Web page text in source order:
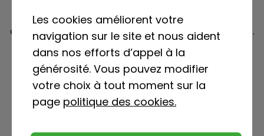
d’espoir pour tant de patientes ! Votre don est
déductible de l’impôt sur le revenu à hauteur de 66%.
Par exemple, votre participation de 30 € ne vous
coûte en réalité que 10,02 € après déduction fiscale.
3
pour le trio patient,
Les cookies améliorent votre
navigation sur le site et nous aident
dans nos efforts d’appel à la
générosité. Vous pouvez modifier
votre choix à tout moment sur la
page politique des cookies.